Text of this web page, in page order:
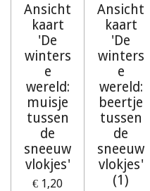
Ansicht
kaart
'De
winters
e
wereld:
muisje
tussen
de
sneeuw
vlokjes'
€ 1,20
Ansicht
kaart
'De
winters
e
wereld:
beertje
tussen
de
sneeuw
vlokjes'
(1)